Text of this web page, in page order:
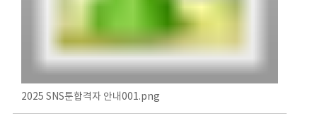
2025 SNS툰합격자 안내001.png